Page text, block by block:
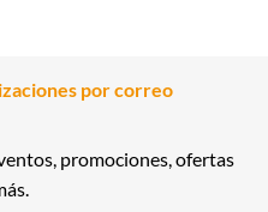
por correo
promociones, ofertas